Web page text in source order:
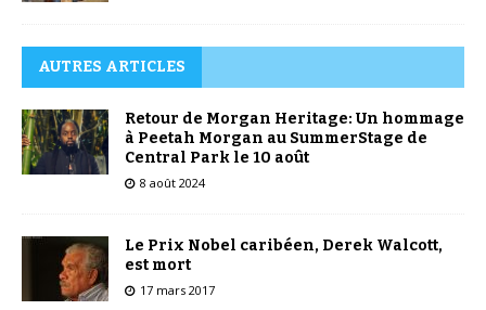
AUTRES ARTICLES
Retour de Morgan Heritage: Un hommage
à Peetah Morgan au SummerStage de
Central Park le 10 août
8 août 2024
Le Prix Nobel caribéen, Derek Walcott,
est mort
17 mars 2017